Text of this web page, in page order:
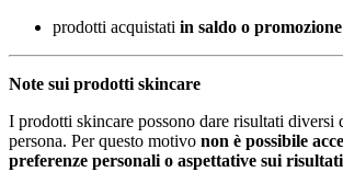
prodotti acquistati in saldo o promozione
Note sui prodotti skincare
I prodotti skincare possono dare risultati diversi
persona. Per questo motivo non è possibile
preferenze personali o aspettative sui